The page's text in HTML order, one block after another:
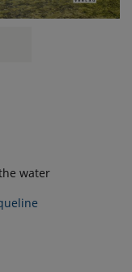
water